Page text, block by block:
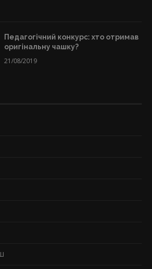
Педагогічний конкурс: хто отримав
оригінальну чашку?
21/08/2019